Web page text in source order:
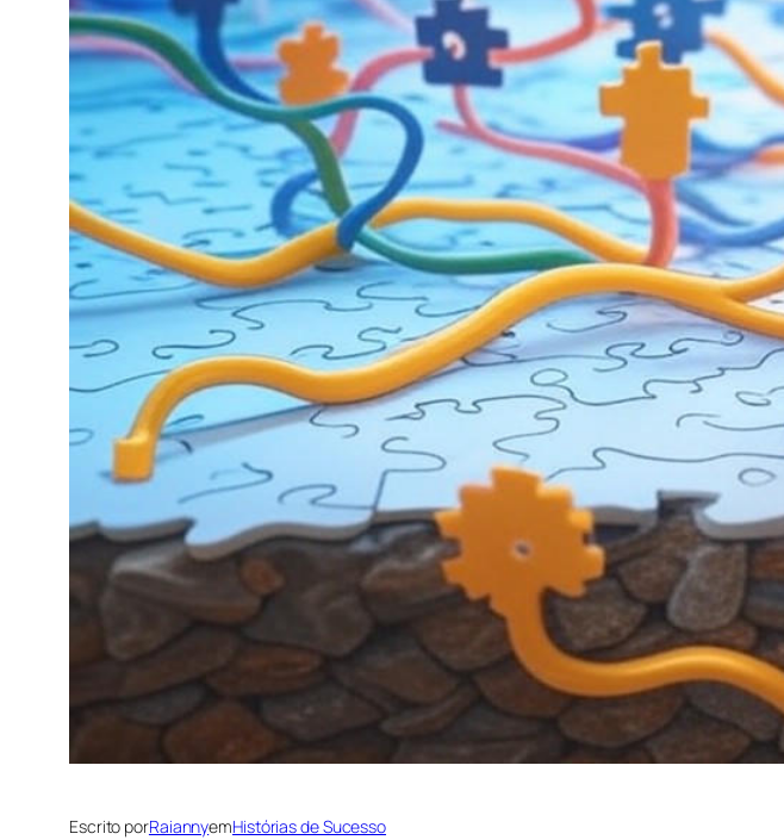
Escrito porRaiannyemHistórias de Sucesso